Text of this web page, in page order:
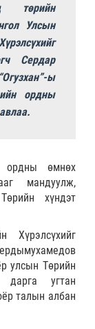
төрийн
Улсын
Сердар
ы
ордны
ордны өмнөх
мандуулж,
хүндэт
Хүрэлсүхийг
улсын Төрийн
дарга угтан
талын албан